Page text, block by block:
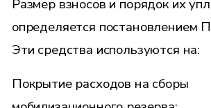
Размер взносов и порядок их
определяется постановлением
Эти средства используются на:
Покрытие расходов на сборы